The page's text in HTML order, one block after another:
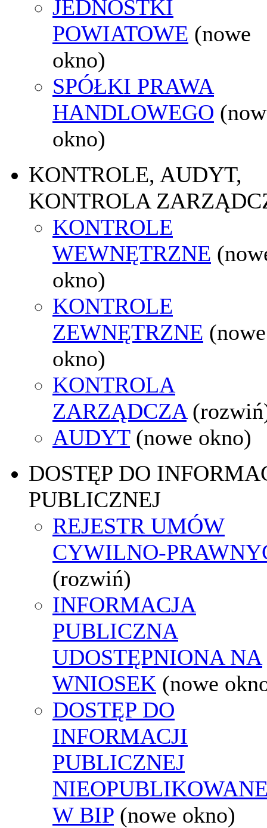
JEDNOSTKI
POWIATOWE (nowe
okno)
SPÓŁKI PRAWA
HANDLOWEGO
okno)
KONTROLE, AUDYT,
KONTROLA
KONTROLE
WEWNĘTRZNE
okno)
KONTROLE
ZEWNĘTRZNE (nowe
okno)
KONTROLA
ZARZĄDCZA
AUDYT (nowe okno)
DOSTĘP DO
PUBLICZNEJ
REJESTR UMÓW
CYWILNO-
(rozwiń)
INFORMACJA
PUBLICZNA
UDOSTĘPNIONA NA
WNIOSEK (nowe
DOSTĘP DO
INFORMACJI
PUBLICZNEJ
W BIP (nowe okno)